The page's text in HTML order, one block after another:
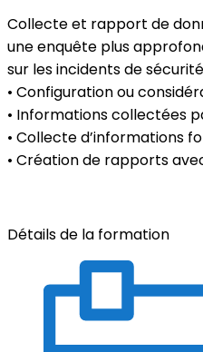
Collecte et rapport de
une enquête plus
sur les incidents de sécurité
• Configuration ou
• Informations collectées
• Collecte d’informations
• Création de rapports
Détails de la formation